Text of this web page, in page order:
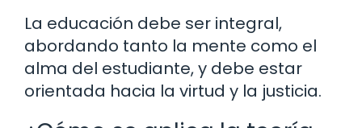
La educación debe ser integral,
abordando tanto la mente como el
alma del estudiante, y debe estar
orientada hacia la virtud y la justicia.